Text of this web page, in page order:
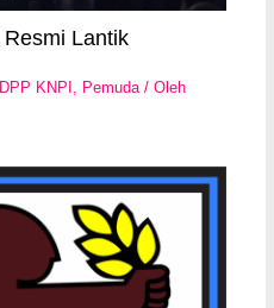
Lantik
DPP KNPI , Pemuda/ Oleh